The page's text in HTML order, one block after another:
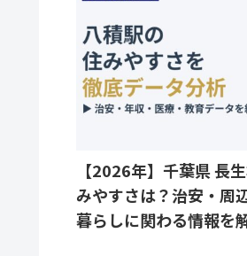
【2026年】千葉県 長
みやすさは？治安・周
暮らしに関わる情報を